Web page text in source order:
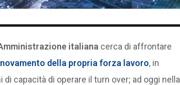
italiana cerca di affrontare
della propria forza lavoro, in
capacità di operare il turn over; ad oggi nella